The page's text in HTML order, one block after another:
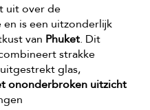
uit over de
en is een uitzonderlijk
van Phuket. Dit
strakke
glas,
ononderbroken uitzicht